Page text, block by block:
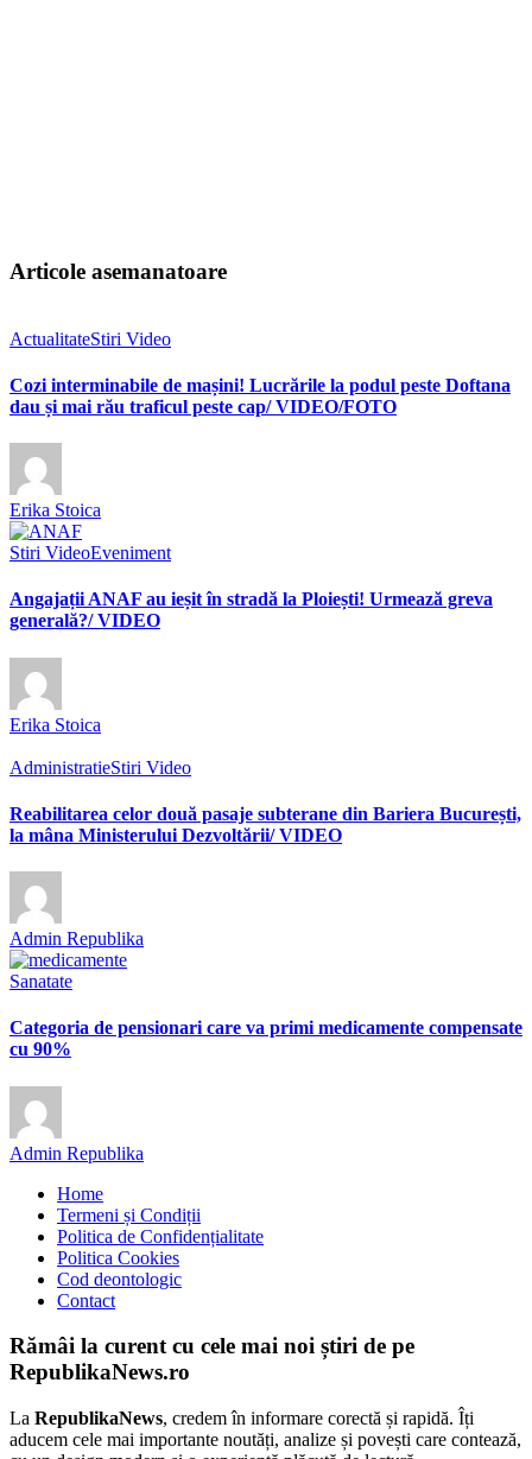
Articole asemanatoare
ActualitateStiri Video
Cozi interminabile de mașini! Lucrările la podul peste Doftana
dau și mai rău traficul peste cap/ VIDEO/FOTO
Erika Stoica
Stiri VideoEveniment
Angajații ANAF au ieșit în stradă la Ploiești! Urmează greva
generală?/ VIDEO
Erika Stoica
AdministratieStiri Video
Reabilitarea celor două pasaje subterane din Bariera București,
la mâna Ministerului Dezvoltării/ VIDEO
Admin Republika
Sanatate
Categoria de pensionari care va primi medicamente compensate
cu 90%
Admin Republika
Home
Termeni și Condiții
Politica de Confidențialitate
Politica Cookies
Cod deontologic
Contact
Rămâi la curent cu cele mai noi știri de pe
RepublikaNews.ro
La RepublikaNews, credem în informare corectă și rapidă. Îți
aducem cele mai importante noutăți, analize și povești care contează,